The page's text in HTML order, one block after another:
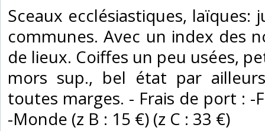
‎Sceaux ecclésiastiques, laïques:
communes. Avec un index des
de lieux. Coiffes un peu usées,
mors sup., bel état par
toutes marges. - Frais de port : -
-Monde (z B : 15 €) (z C : 33 €) ‎